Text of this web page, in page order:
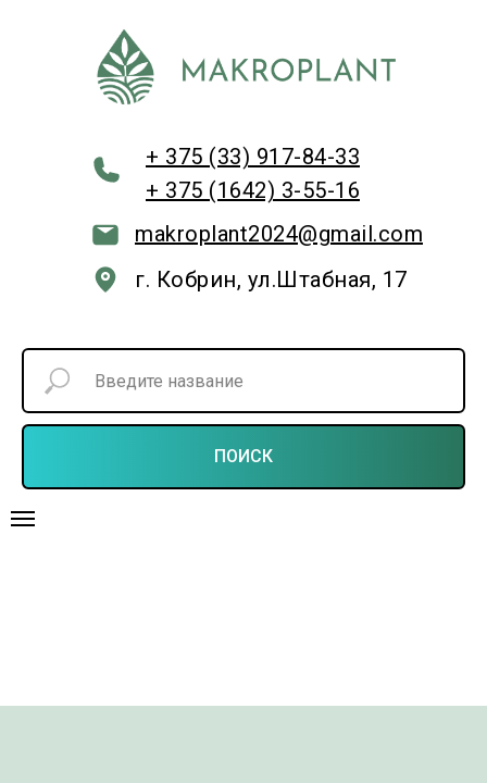
+ 375 (33) 917-84-33
makroplant2024@gmail.com
г. Кобрин, ул.Штабная, 17
+ 375 (1642) 3-55-16
ПОИСК